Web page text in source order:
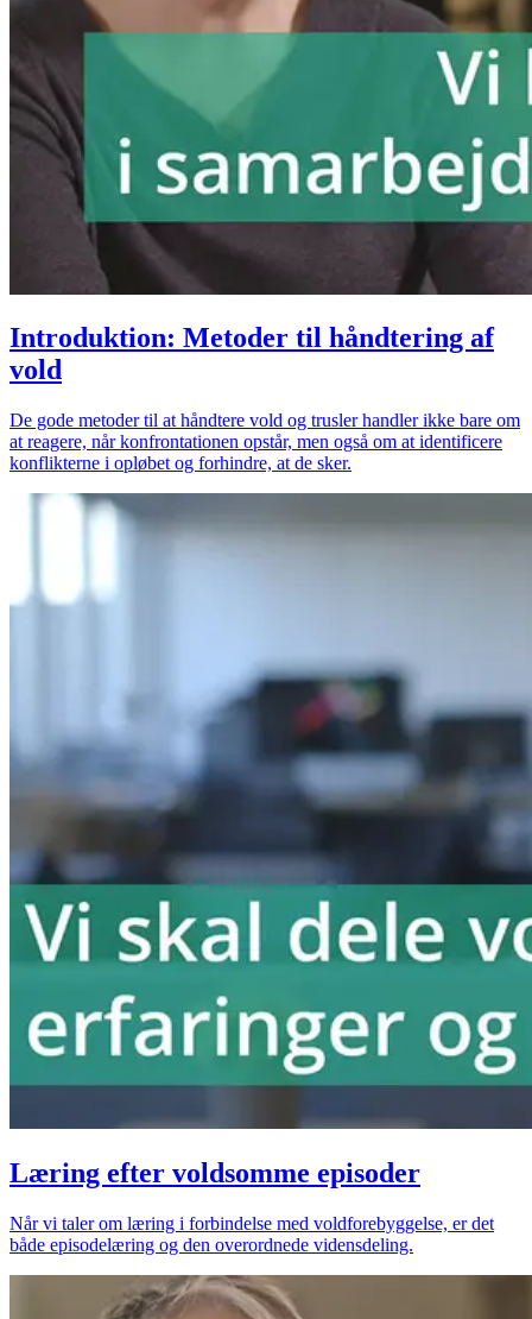
Introduktion: Metoder til håndtering af
vold
De gode metoder til at håndtere vold og trusler handler ikke bare om
at reagere, når konfrontationen opstår, men også om at identificere
konflikterne i opløbet og forhindre, at de sker.
Læring efter voldsomme episoder
Når vi taler om læring i forbindelse med voldforebyggelse, er det
både episodelæring og den overordnede vidensdeling.